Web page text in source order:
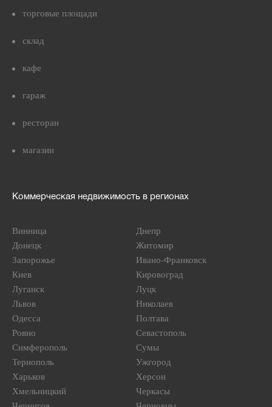
торговые площади
склад
кафе
гараж
ресторан
магазин
Коммерческая недвижимость в регионах
Винница
Днепр
Донецк
Житомир
Запорожье
Ивано-Франковск
Киев
Кировоград
Луганск
Луцк
Львов
Николаев
Одесса
Полтава
Ровно
Севастополь
Симферополь
Сумы
Тернополь
Ужгород
Харьков
Херсон
Хмельницкий
Черкасы